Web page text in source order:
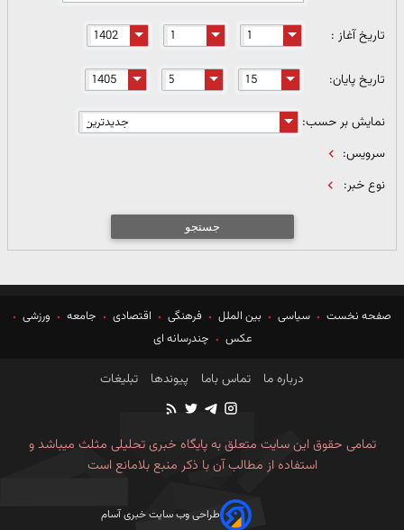
تاریخ آغاز :
تاریخ پایان:
نمایش بر حسب:
سرویس:
نوع خبر:
جستجو
صفحه نخست سیاسی بین الملل فرهنگی اقتصادی جامعه
ورزشی
عکس
چندرسانه ای
درباره ما تماس باما پیوندها تبلیغات
تمامی حقوق این سایت متعلق به پایگاه خبری تحلیلی مثلث میباشد و
استفاده از مطالب آن با ذکر منبع بلامانع است
طراحی وب سایت خبری آسام